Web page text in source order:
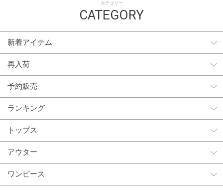
カテゴリー
CATEGORY
新着アイテム
再入荷
予約販売
ランキング
トップス
アウター
ワンピース